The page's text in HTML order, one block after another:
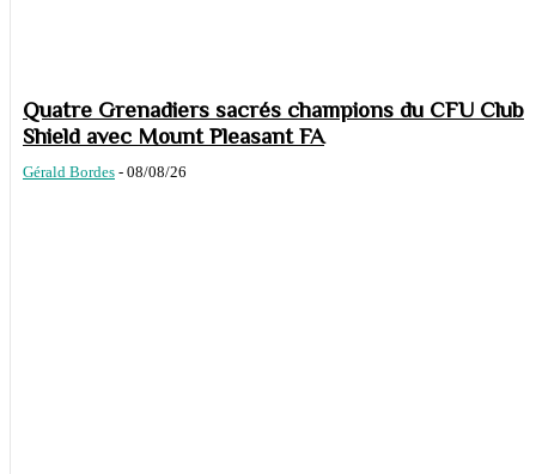
Quatre Grenadiers sacrés champions du CFU Club
Shield avec Mount Pleasant FA
Gérald Bordes - 08/08/26